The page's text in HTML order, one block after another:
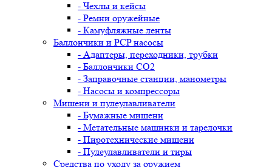
- Чехлы и кейсы
- Ремни оружейные
- Камуфляжные ленты
Баллончики и PCP насосы
- Адаптеры, переходники, трубки
- Баллончики CO2
- Заправочные станции, манометры
- Насосы и компрессоры
Мишени и пулеулавливатели
- Бумажные мишени
- Метательные машинки и тарелочки
- Пиротехнические мишени
- Пулеулавливатели и тиры
Средства по уходу за оружием